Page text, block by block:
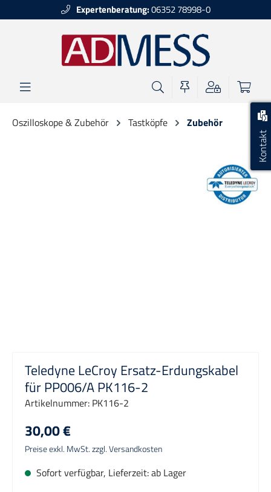
Kontakt
Expertenberatung:06352 78998-0
Oszilloskope & Zubehör Tastköpfe Zubehör
Teledyne LeCroy Ersatz-Erdungskabel
für PP006/A PK116-2
Artikelnummer: PK116-2
30,00 €
Preise exkl. MwSt. zzgl. Versandkosten
Sofort verfügbar, Lieferzeit: ab Lager